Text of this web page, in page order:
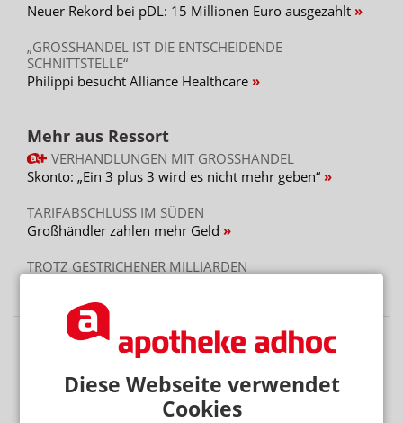
Diese Webseite verwendet
Cookies
Neuer Rekord bei pDL: 15 Millionen Euro ausgezahlt
„GROSSHANDEL IST DIE ENTSCHEIDENDE S
CHNITTSTELLE“
Philippi besucht Alliance Healthcare
Mehr aus Ressort
VERHANDLUNGEN MIT GROSSHANDEL
Skonto: „Ein 3 plus 3 wird es nicht mehr geben“
TARIFABSCHLUSS IM SÜDEN
Großhändler zahlen mehr Geld
TROTZ GESTRICHENER MILLIARDEN